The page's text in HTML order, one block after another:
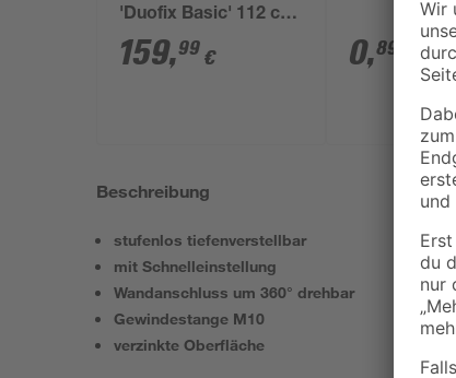
'Duofix Basic' 112 cm
mit Unterputz-
Spülkasten 'Delta' 12
159,99 € 0,89
Beschreibung
stufenlos tiefenverstellbar
mit Schnelleinstellung
Wandanschluss um 360° drehbar
Gewindestange M10
verzinkte Oberfläche